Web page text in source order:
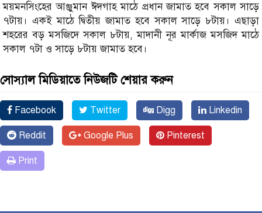
ময়মনসিংহের আঞ্জুমান ঈদগাহ মাঠে প্রধান জামাত হবে সকাল সাড়ে
৭টায়। একই মাঠে দ্বিতীয় জামাত হবে সকাল সাড়ে ৮টায়। এছাড়া
শহরের বড় মসজিদে সকাল ৮টায়, মাদানী নূর মার্কাজ মসজিদ মাঠে
সকাল ৭টা ও সাড়ে ৮টায় জামাত হবে।
সোস্যাল মিডিয়াতে নিউজটি শেয়ার করুন
Facebook Twitter Digg Linkedin
Reddit Google Plus Pinterest
Print